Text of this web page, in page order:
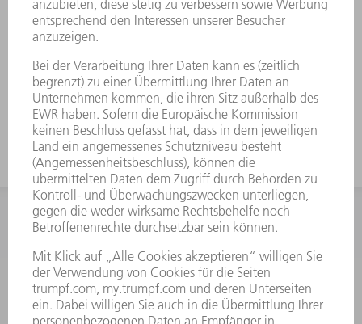
INFORMATION
Häufig gestellte Fragen
Allgemeine Geschäftsbedingungen
KONTAKT
After Sales